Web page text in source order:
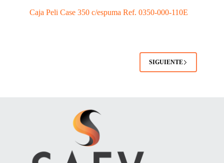
Caja Peli Case 350 c/espuma Ref. 0350-000-110E
SIGUIENTE